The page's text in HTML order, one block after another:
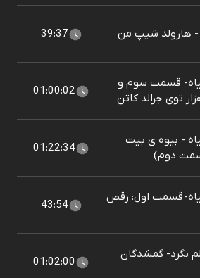
- هارولد شیپ من 39:37
قسمت سوم و
توی جرالد کاتن
01:00:02
- بیوه ی بیت
دوم)
01:22:34
قسمت اول: رقص
43:54
نگرد- گمشدگان
01:02:00